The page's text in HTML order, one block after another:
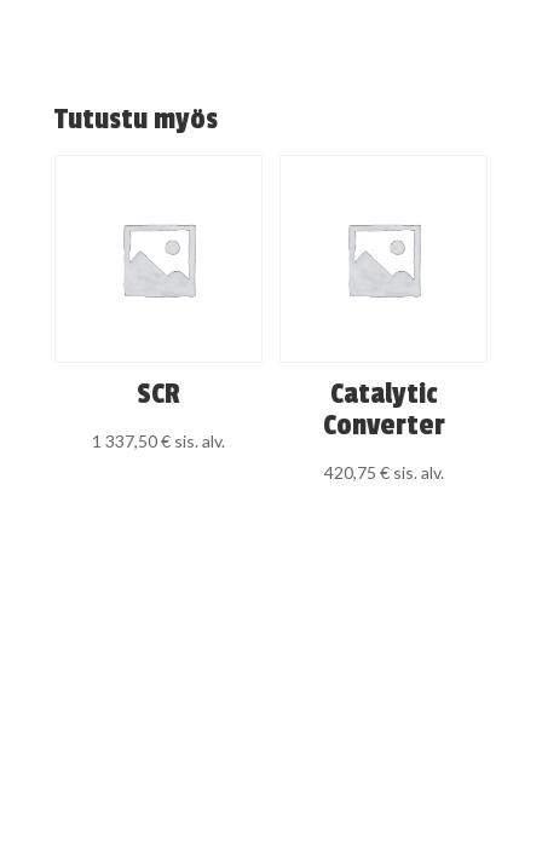
Tutustu myös
SCR
1 337,50€ sis. alv.
Catalytic
Converter
420,75 € sis. alv.